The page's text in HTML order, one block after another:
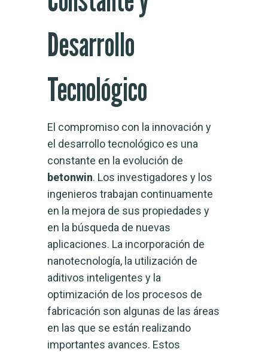
Desarrollo
Tecnológico
El compromiso con la innovación y
el desarrollo tecnológico es una
constante en la evolución de
betonwin. Los investigadores y los
ingenieros trabajan continuamente
en la mejora de sus propiedades y
en la búsqueda de nuevas
aplicaciones. La incorporación de
nanotecnología, la utilización de
aditivos inteligentes y la
optimización de los procesos de
fabricación son algunas de las áreas
en las que se están realizando
importantes avances. Estos